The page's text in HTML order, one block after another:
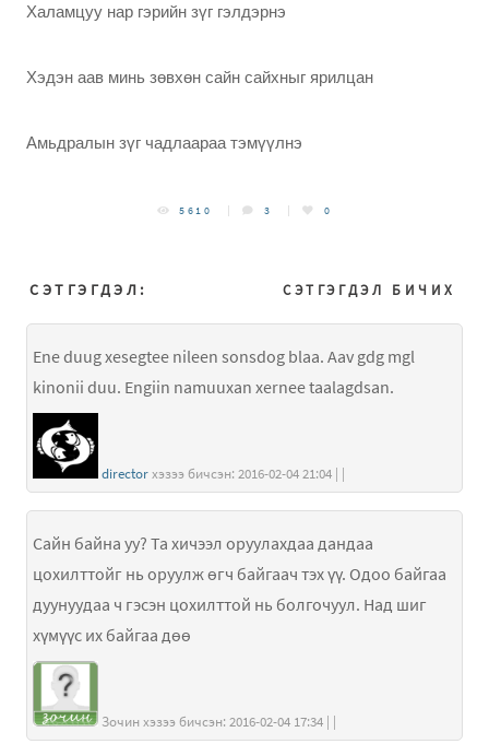
Халамцуу нар гэрийн зүг гэлдэрнэ
Хэдэн аав минь зөвхөн сайн сайхныг ярилцан
Амьдралын зүг чадлаараа тэмүүлнэ
5610 3 0
СЭТГЭГДЭЛ БИЧИХ
СЭТГЭГДЭЛ:
Ene duug xesegtee nileen sonsdog blaa. Aav gdg mgl
kinonii duu. Engiin namuuxan xernee taalagdsan.
director хэзээ бичсэн: 2016-02-04 21:04 | |
Сайн байна уу? Та хичээл оруулахдаа дандаа
цохилттойг нь оруулж өгч байгаач тэх үү. Одоо байгаа
дуунуудаа ч гэсэн цохилттой нь болгочуул. Над шиг
хүмүүс их байгаа дөө
Зочин хэзээ бичсэн: 2016-02-04 17:34 | |